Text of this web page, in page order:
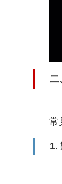
二
常
1.